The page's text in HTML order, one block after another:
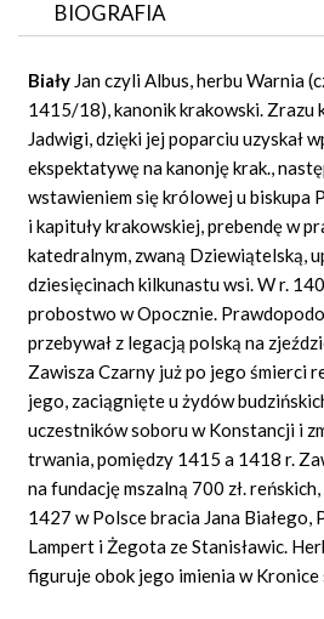
BIOGRAFIA
GRAF POWIĄZAŃ
DYSKUSJA
Mapa
Biały Jan czyli Albus, herbu Warnia
1415/18), kanonik krakowski. Zrazu
Jadwigi, dzięki jej poparciu uzyskał
ekspektatywę na kanonję krak.,
wstawieniem się królowej u biskupa
i kapituły krakowskiej, prebendę w
katedralnym, zwaną Dziewiątelską,
dziesięcinach kilkunastu wsi. W r.
probostwo w Opocznie.
przebywał z legacją polską na
Zawisza Czarny już po jego śmierci
jego, zaciągnięte u żydów
uczestników soboru w Konstancji i
trwania, pomiędzy 1415 a 1418 r.
na fundację mszalną 700 zł.
1427 w Polsce bracia Jana Białego,
Lampert i Żegota ze Stanisławic.
figuruje obok jego imienia w